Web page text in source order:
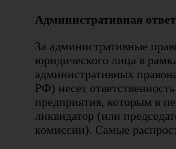
Административная
За административные
юридического лица в
административных
РФ) несет
предприятия, которым в
ликвидатор (или
комиссии). Самые